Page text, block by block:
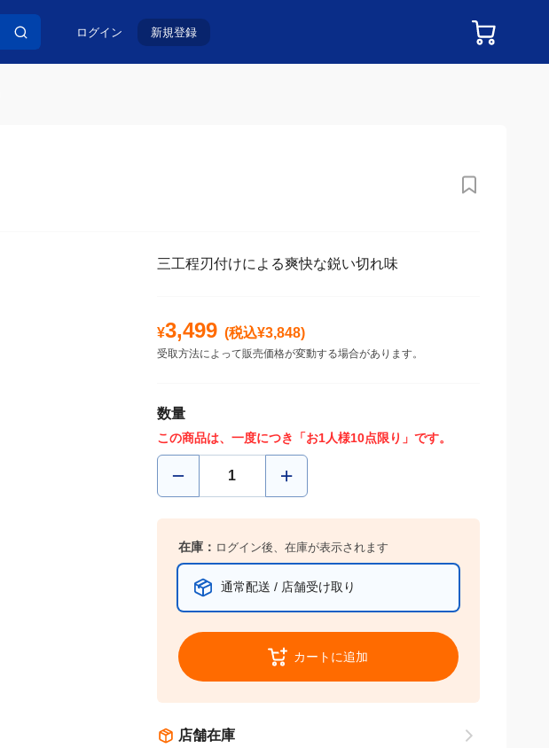
ログイン 新規登録
三工程刃付けによる爽快な鋭い切れ味
¥3,499 (税込¥3,848)
受取方法によって販売価格が変動する場合があります。
数量
この商品は、一度につき「お1人様10点限り」です。
在庫： ログイン後、在庫が表示されます
通常配送 / 店舗受け取り
カートに追加
店舗在庫